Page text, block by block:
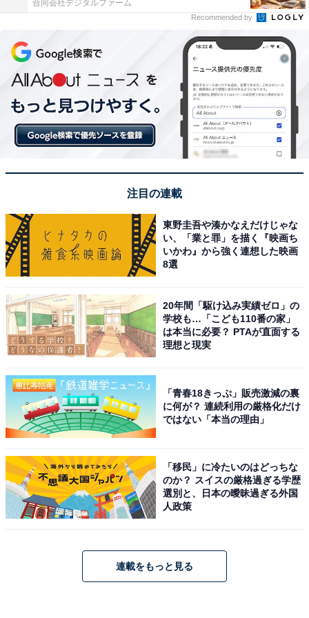
合同会社デジタルファーム
Recommended by
注目の連載
東野圭吾や湊かなえだけじゃな
い、「業と罪」を描く『映画ち
いかわ』から強く連想した映画
8選
20年間「駆け込み実績ゼロ」の
学校も…「こども110番の家」
は本当に必要？ PTAが直面する
理想と現実
「青春18きっぷ」販売激減の裏
に何が？ 連続利用の厳格化だけ
ではない「本当の理由」
「移民」に冷たいのはどっちな
のか？ スイスの厳格過ぎる学歴
選別と、日本の曖昧過ぎる外国
人政策
連載をもっと見る